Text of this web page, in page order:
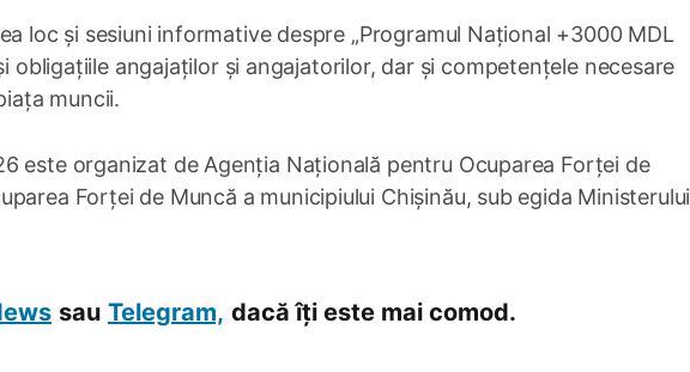
loc și sesiuni informative despre „Programul Național +3000 MDL
obligațiile angajaților și angajatorilor, dar și competențele necesare
muncii.
este organizat de Agenția Națională pentru Ocuparea Forței de
Forței de Muncă a municipiului Chișinău, sub egida Ministerului
sau Telegram, dacă îți este mai comod.